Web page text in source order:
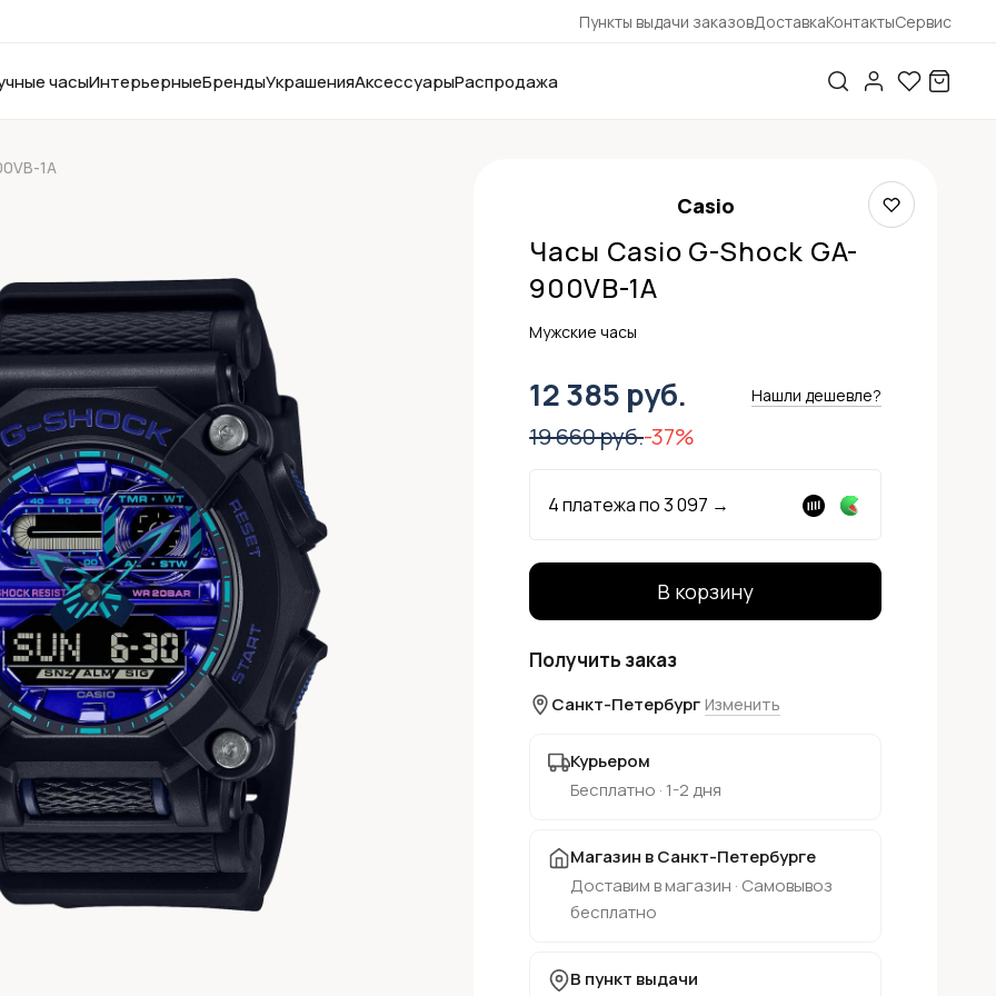
Пункты выдачи заказовДоставкаКонтактыСервис
часыИнтерьерныеБрендыУкрашенияАксессуарыРаспродажа
1A
Casio
Часы Casio G-Shock GA-
900VB-1A
Мужские часы
12 385 руб. Нашли дешевле?
19 660 руб.-37%
4 платежа по3 097 →
В корзину
Получить заказ
Санкт-Петербург Изменить
Курьером
Бесплатно · 1-2 дня
Магазин в Санкт-Петербурге
Доставим в магазин · Самовывоз
бесплатно
В пункт выдачи